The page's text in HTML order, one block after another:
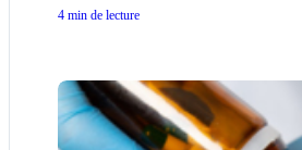
4 min de lecture